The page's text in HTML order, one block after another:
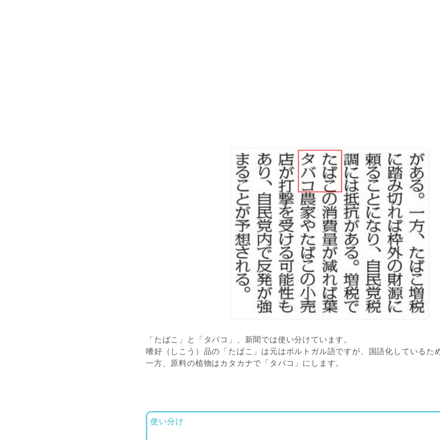
「たばこ」と「タバコ」、新聞では使い分けています。
嗜好（しこう）品の「たばこ」は元はポルトガル語ですが、国語化しているた
一方、原料の植物はカタカナで「タバコ」にします。
使い分け